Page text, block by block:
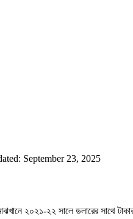
September 23, 2025
২০২১-২২ সালে ডলারের সাথে